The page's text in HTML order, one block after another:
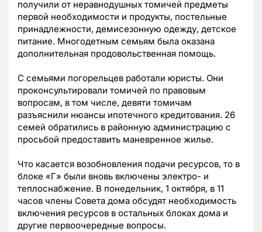
получили от неравнодушных томичей предметы
первой необходимости и продукты, постельные
принадлежности, демисезонную одежду, детское
питание. Многодетным семьям была оказана
дополнительная продовольственная помощь.
С семьями погорельцев работали юристы. Они
проконсультировали томичей по правовым
вопросам, в том числе, девяти томичам
разъяснили нюансы ипотечного кредитования. 26
семей обратились в районную администрацию с
просьбой предоставить маневренное жилье.
Что касается возобновления подачи ресурсов, то в
блоке «Г» были вновь включены электро- и
теплоснабжение. В понедельник, 1 октября, в 11
часов члены Совета дома обсудят необходимость
включения ресурсов в остальных блоках дома и
другие первоочередные вопросы.